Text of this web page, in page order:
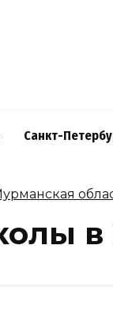
Санкт-